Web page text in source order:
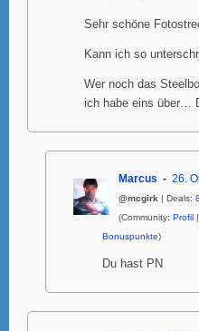
Sehr schöne
Kann ich so
Wer noch das
ich habe eins über…
Marcus 26.
@mcgirk | Deals:
(Community: Profil
Bonuspunkte)
Du hast PN